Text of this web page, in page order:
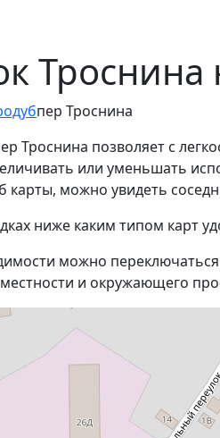
Троснина
пер Троснина
Троснина позволяет с
или уменьшать
можно увидеть
ниже каким типом карт
можно
и окружающего